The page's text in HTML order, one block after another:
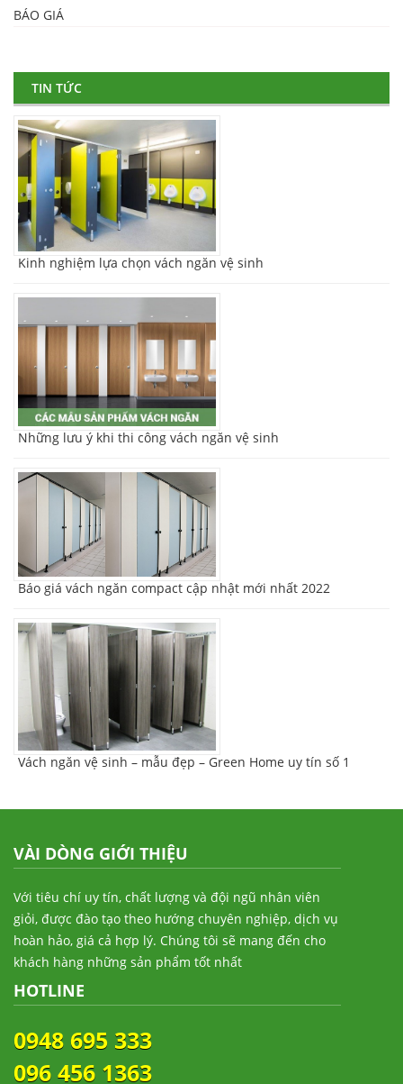
BÁO GIÁ
TIN TỨC
Kinh nghiệm lựa chọn vách ngăn vệ sinh
Những lưu ý khi thi công vách ngăn vệ sinh
Báo giá vách ngăn compact cập nhật mới nhất 2022
Vách ngăn vệ sinh – mẫu đẹp – Green Home uy tín số 1
VÀI DÒNG GIỚI THIỆU
Với tiêu chí uy tín, chất lượng và đội ngũ nhân viên
giỏi, được đào tạo theo hướng chuyên nghiệp, dịch vụ
hoàn hảo, giá cả hợp lý. Chúng tôi sẽ mang đến cho
khách hàng những sản phẩm tốt nhất
HOTLINE
0948 695 333
096 456 1363